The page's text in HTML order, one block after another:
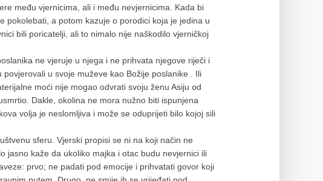
među vjernicima, ali i među nevjernicima. Kada bi
pokolebati, a potom kazuje o porodici koja je jedina u
bili poricatelji, ali to nimalo nije naškodilo vjerničkoj
ne vjeruje u njega i ne prihvata njegove riječi i
u svoje muževe kao Božije poslanike . Ili
moći nije mogao odvrati svoju ženu Asiju od
Dakle, okolina ne mora nužno biti ispunjena
volja je neslomljiva i može se oduprijeti bilo kojoj sili
sferu. Vjerski propisi se ni na koji način ne
jasno kaže da ukoliko majka i otac budu nevjernici ili
prvo; ne padati pod emocije i prihvatati govor koji